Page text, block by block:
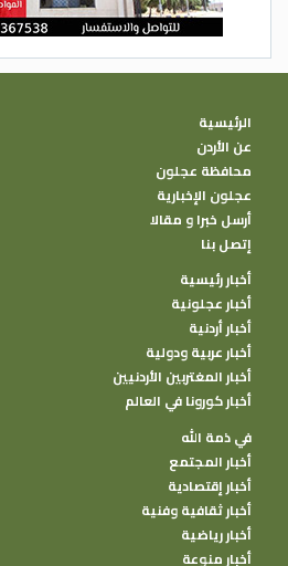
الرئيسية
عن الأردن
محافظة عجلون
عجلون الإخبارية
أرسل خبرا و مقالا
إتصل بنا
أخبار رئيسية
أخبار عجلونية
أخبار أردنية
أخبار عربية ودولية
أخبار المغتربين الأردنيين
أخبار كورونا في العالم
في ذمة الله
أخبار المجتمع
أخبار إقتصادية
أخبار ثقافية وفنية
أخبار رياضية
أخبار منوعة